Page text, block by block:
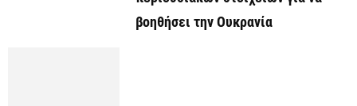
βοηθήσει την Ουκρανία